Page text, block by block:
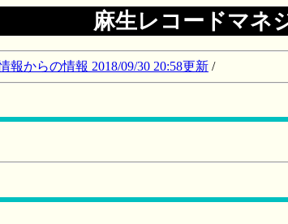
麻生レコードマ
報からの情報 2018/09/30 20:58更新 /